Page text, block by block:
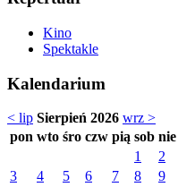
Kino
Spektakle
Kalendarium
< lip Sierpień 2026 wrz >
pon wto śro czw pią sob nie
1
2
3
4 5 6 7 8
9